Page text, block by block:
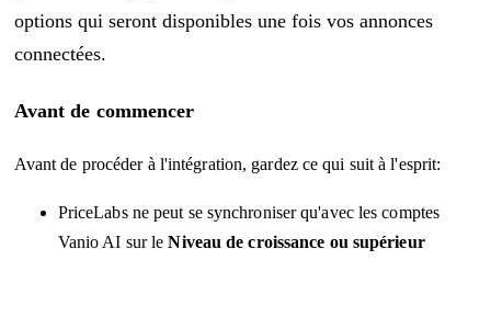
options qui seront disponibles une fois vos annonces
connectées.
Avant de commencer
Avant de procéder à l'intégration, gardez ce qui suit à l'esprit:
PriceLabs ne peut se synchroniser qu'avec les comptes
Vanio AI sur leNiveau de croissance ou supérieur